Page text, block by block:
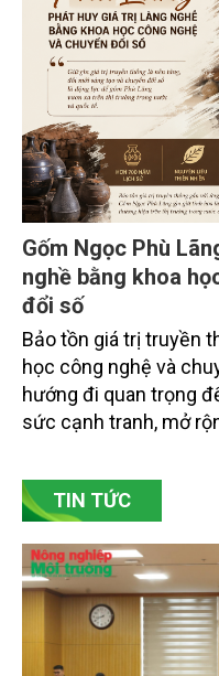
chuyên gia, nhà khoa
trường tỉnh Lai Châu
doanh nghiệp ở các
Gốm Ngọc Phù
nghề bằng khoa
đổi số
Bảo tồn giá trị truyền
học công nghệ và
hướng đi quan trọng
sức cạnh tranh, mở
Bắc Ninh, nhiều nghệ
chủ động đổi mới tư
TIN TỨC